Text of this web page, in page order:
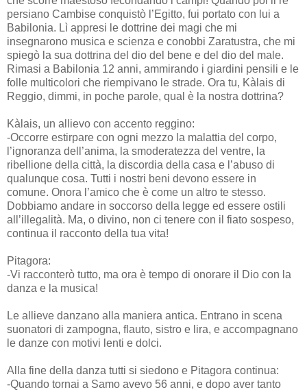
persiano Cambise conquistò l’Egitto, fui portato con lui a
Babilonia. Lì appresi le dottrine dei magi che mi
insegnarono musica e scienza e conobbi Zaratustra, che mi
spiegò la sua dottrina del dio del bene e del dio del male.
Rimasi a Babilonia 12 anni, ammirando i giardini pensili e le
folle multicolori che riempivano le strade. Ora tu, Kàlais di
Reggio, dimmi, in poche parole, qual è la nostra dottrina?
Kàlais, un allievo con accento reggino:
-Occorre estirpare con ogni mezzo la malattia del corpo,
l’ignoranza dell’anima, la smoderatezza del ventre, la
ribellione della città, la discordia della casa e l’abuso di
qualunque cosa. Tutti i nostri beni devono essere in
comune. Onora l’amico che è come un altro te stesso.
Dobbiamo andare in soccorso della legge ed essere ostili
all’illegalità. Ma, o divino, non ci tenere con il fiato sospeso,
continua il racconto della tua vita!
Pitagora:
-Vi racconterò tutto, ma ora è tempo di onorare il Dio con la
danza e la musica!
Le allieve danzano alla maniera antica. Entrano in scena
suonatori di zampogna, flauto, sistro e lira, e accompagnano
le danze con motivi lenti e dolci.
Alla fine della danza tutti si siedono e Pitagora continua:
-Quando tornai a Samo avevo 56 anni, e dopo aver tanto